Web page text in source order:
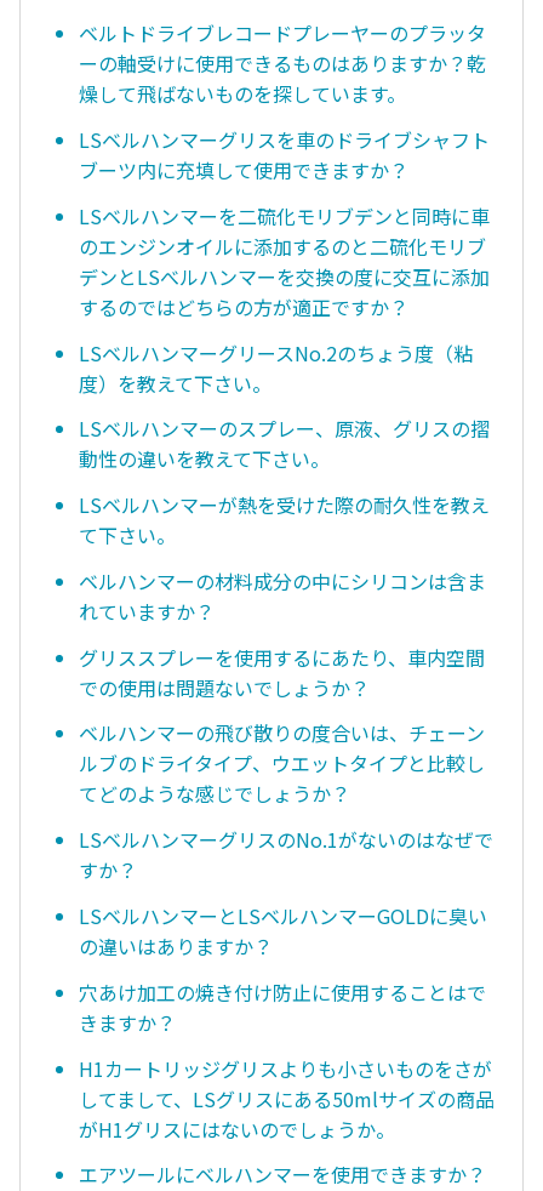
ベルトドライブレコードプレーヤーのプラッタ
ーの軸受けに使用できるものはありますか？乾
燥して飛ばないものを探しています。
LSベルハンマーグリスを車のドライブシャフト
ブーツ内に充填して使用できますか？
LSベルハンマーを二硫化モリブデンと同時に車
のエンジンオイルに添加するのと二硫化モリブ
デンとLSべルハンマーを交換の度に交互に添加
するのではどちらの方が適正ですか？
LSベルハンマーグリースNo.2のちょう度（粘
度）を教えて下さい。
LSベルハンマーのスプレー、原液、グリスの摺
動性の違いを教えて下さい。
LSベルハンマーが熱を受けた際の耐久性を教え
て下さい。
ベルハンマーの材料成分の中にシリコンは含ま
れていますか？
グリススプレーを使用するにあたり、車内空間
での使用は問題ないでしょうか？
ベルハンマーの飛び散りの度合いは、チェーン
ルブのドライタイプ、ウエットタイプと比較し
てどのような感じでしょうか？
LSベルハンマーグリスのNo.1がないのはなぜで
すか？
LSベルハンマーとLSベルハンマーGOLDに臭い
の違いはありますか？
穴あけ加工の焼き付け防止に使用することはで
きますか？
H1カートリッジグリスよりも小さいものをさが
してまして、LSグリスにある50mlサイズの商品
がH1グリスにはないのでしょうか。
エアツールにベルハンマーを使用できますか？